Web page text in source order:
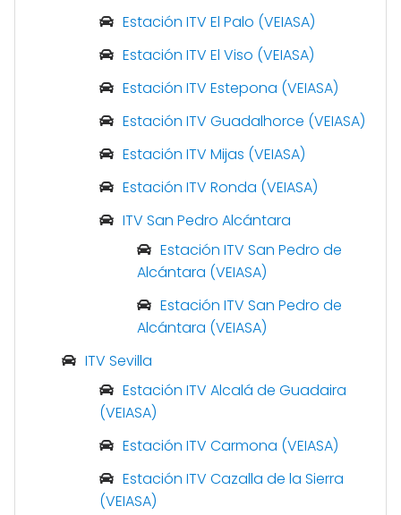
Estación ITV El Palo (VEIASA)
Estación ITV El Viso (VEIASA)
Estación ITV Estepona (VEIASA)
Estación ITV Guadalhorce (VEIASA)
Estación ITV Mijas (VEIASA)
Estación ITV Ronda (VEIASA)
ITV San Pedro Alcántara
Estación ITV San Pedro de
Alcántara (VEIASA)
Estación ITV San Pedro de
Alcántara (VEIASA)
ITV Sevilla
Estación ITV Alcalá de Guadaira
(VEIASA)
Estación ITV Carmona (VEIASA)
Estación ITV Cazalla de la Sierra
(VEIASA)